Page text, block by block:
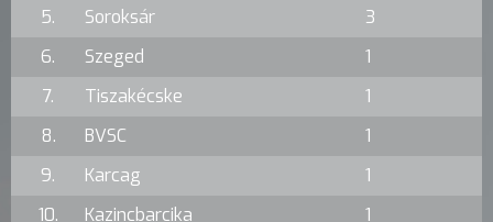
5.
Soroksár
3
6.
Szeged
1
7.
Tiszakécske
1
8.
BVSC
1
9.
Karcag
1
10.
Kazincbarcika 1